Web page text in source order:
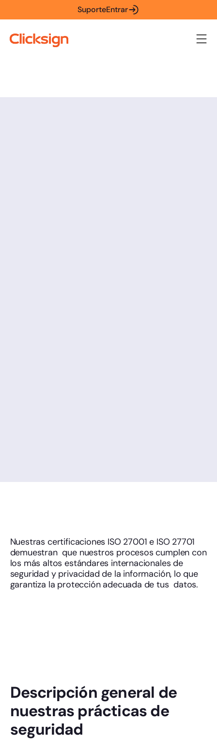
SuporteEntrar
Nuestras certificaciones ISO 27001 e ISO 27701
demuestran que nuestros procesos cumplen con
los más altos estándares internacionales de
seguridad y privacidad de la información, lo que
garantiza la protección adecuada de tus datos.
Descripción general de
nuestras prácticas de
seguridad